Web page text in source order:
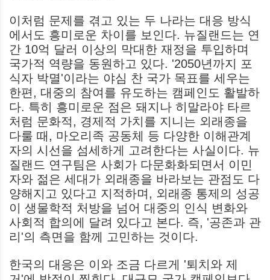
이처럼 문제를 겪고 있는 두 나라는 대응 방식
에서도 흥미로운 차이를 보인다. 뉴질랜드는 연
간 10억 달러 이상의 막대한 재정을 투입하며
국가적 역량을 동원하고 있다. '2050년까지 포
식자 박멸'이라는 야심 찬 국가 목표를 세우는
한편, 대중의 참여를 유도하는 캠페인도 활발하
다. 특히 흥미로운 점은 돼지나 히말라야 타르
처럼 문화적, 경제적 가치를 지니는 외래종을
다룰 때, 마오리족 공동체 등 다양한 이해관계
자의 시선을 섬세하게 고려한다는 사실이다. 뉴
질랜드 연구팀은 사회가 다문화화되면서 이민
자와 젊은 세대가 외래종을 바라보는 관점도 다
양해지고 있다고 지적하며, 외래종 통제의 성공
이 생물학적 처방을 넘어 대중의 인식 변화와
사회적 합의에 달려 있다고 본다. 즉, '공존과 관
리'의 측면을 함께 고민하는 것이다.
한국의 대응은 이와 조금 다르게 '퇴치와 제